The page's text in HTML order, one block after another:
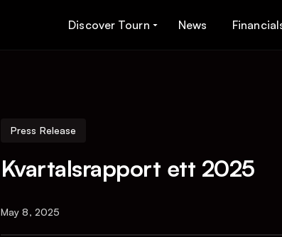
Discover Tourn News
Press Release
Kvartalsrapport ett 2025
May 8, 2025